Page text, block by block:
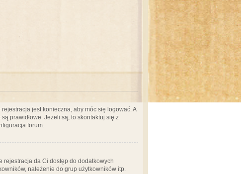
jest konieczna, aby móc się logować. A
prawidłowe. Jeżeli są, to skontaktuj się z
forum.
rejestracja da Ci dostęp do dodatkowych
należenie do grup użytkowników itp.